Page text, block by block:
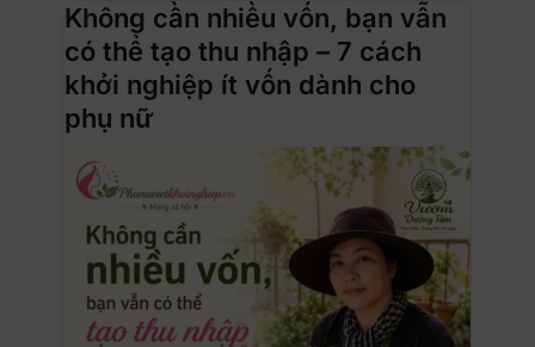
Không cần nhiều vốn, bạn vẫn
có thể tạo thu nhập – 7 cách
khởi nghiệp ít vốn dành cho
phụ nữ